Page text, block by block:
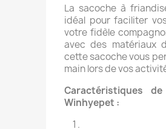
La sacoche à
idéal pour faciliter
votre fidèle
avec des matériaux
cette sacoche vous
main lors de vos
Caractéristiques
Winhyepet :